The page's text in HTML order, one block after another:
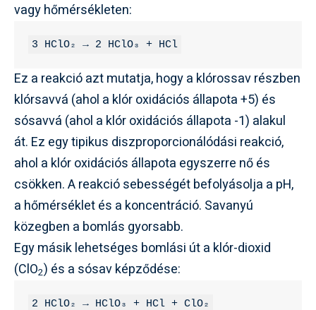
vagy hőmérsékleten:
3 HClO₂ → 2 HClO₃ + HCl
Ez a reakció azt mutatja, hogy a klórossav részben
klórsavvá (ahol a klór oxidációs állapota +5) és
sósavvá (ahol a klór oxidációs állapota -1) alakul
át. Ez egy tipikus diszproporcionálódási reakció,
ahol a klór oxidációs állapota egyszerre nő és
csökken. A reakció sebességét befolyásolja a pH,
a hőmérséklet és a koncentráció. Savanyú
közegben a bomlás gyorsabb.
Egy másik lehetséges bomlási út a klór-dioxid
(ClO2) és a sósav képződése:
2 HClO₂ → HClO₃ + HCl + ClO₂